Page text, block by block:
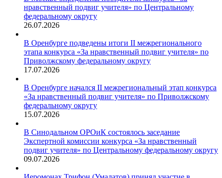
нравственный подвиг учителя» по Центральному
федеральному округу
26.07.2026
В Оренбурге подведены итоги II межрегионального
этапа конкурса «За нравственный подвиг учителя» по
Приволжскому федеральному округу
17.07.2026
В Оренбурге начался II межрегиональный этап конкурса
«За нравственный подвиг учителя» по Приволжскому
федеральному округу
15.07.2026
В Синодальном ОРОиК состоялось заседание
Экспертной комиссии конкурса «За нравственный
подвиг учителя» по Центральному федеральному округу
09.07.2026